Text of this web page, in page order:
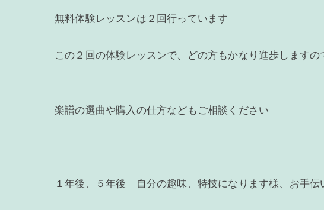
無料体験レッスンは２回行っています
この２回の体験レッスンで、どの方もかなり進歩します
楽譜の選曲や購入の仕方などもご相談ください
１年後、５年後 自分の趣味、特技になります様、お手伝